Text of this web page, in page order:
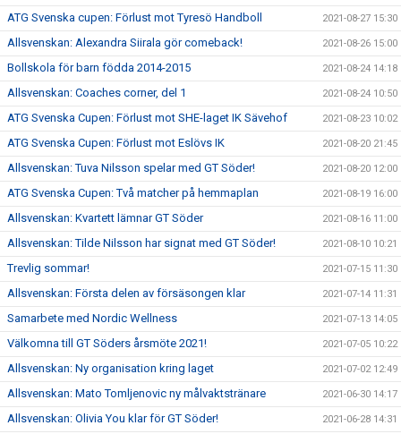
ATG Svenska cupen: Förlust mot Tyresö Handboll 2021-08-27 15:30
Allsvenskan: Alexandra Siirala gör comeback! 2021-08-26 15:00
Bollskola för barn födda 2014-2015 2021-08-24 14:18
Allsvenskan: Coaches corner, del 1 2021-08-24 10:50
ATG Svenska Cupen: Förlust mot SHE-laget IK Sävehof 2021-08-23 10:02
ATG Svenska Cupen: Förlust mot Eslövs IK 2021-08-20 21:45
Allsvenskan: Tuva Nilsson spelar med GT Söder! 2021-08-20 12:00
ATG Svenska Cupen: Två matcher på hemmaplan 2021-08-19 16:00
Allsvenskan: Kvartett lämnar GT Söder 2021-08-16 11:00
Allsvenskan: Tilde Nilsson har signat med GT Söder! 2021-08-10 10:21
Trevlig sommar! 2021-07-15 11:30
Allsvenskan: Första delen av försäsongen klar 2021-07-14 11:31
Samarbete med Nordic Wellness 2021-07-13 14:05
Välkomna till GT Söders årsmöte 2021! 2021-07-05 10:22
Allsvenskan: Ny organisation kring laget 2021-07-02 12:49
Allsvenskan: Mato Tomljenovic ny målvaktstränare 2021-06-30 14:17
Allsvenskan: Olivia You klar för GT Söder! 2021-06-28 14:31